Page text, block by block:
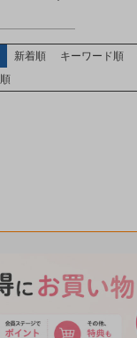
新着順 キーワード順